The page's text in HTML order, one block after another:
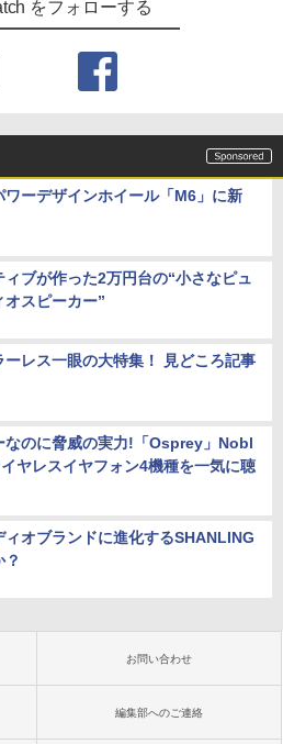
をフォローする
ワーデザインホイール「M6」に新
ィブが作った2万円台の“小さなピュ
オスピーカー”
ーレス一眼の大特集！ 見どころ記事
なのに脅威の実力!「Osprey」Nobl
ヤレスイヤフォン4機種を一気に聴
ィオブランドに進化するSHANLING
？
お問い合わせ
編集部へのご連絡